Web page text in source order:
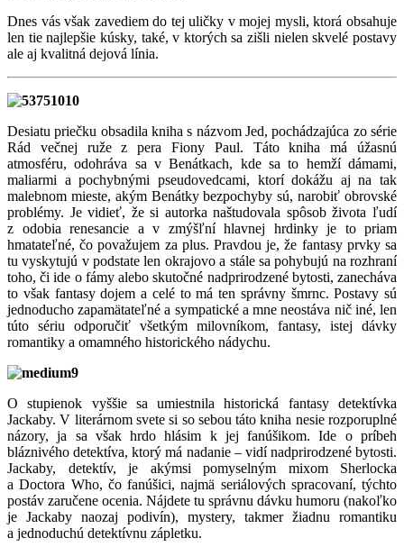
Dnes vás však zavediem do tej uličky v mojej mysli, ktorá obsahuje
len tie najlepšie kúsky, také, v ktorých sa zišli nielen skvelé postavy
ale aj kvalitná dejová línia.
10
Desiatu priečku obsadila kniha s názvom Jed, pochádzajúca zo série
Rád večnej ruže z pera Fiony Paul. Táto kniha má úžasnú
atmosféru, odohráva sa v Benátkach, kde sa to hemží dámami,
maliarmi a pochybnými pseudovedcami, ktorí dokážu aj na tak
malebnom mieste, akým Benátky bezpochyby sú, narobiť obrovské
problémy. Je vidieť, že si autorka naštudovala spôsob života ľudí
z odobia renesancie a v zmýšľní hlavnej hrdinky je to priam
hmatateľné, čo považujem za plus. Pravdou je, že fantasy prvky sa
tu vyskytujú v podstate len okrajovo a stále sa pohybujú na rozhraní
toho, či ide o fámy alebo skutočné nadprirodzené bytosti, zanecháva
to však fantasy dojem a celé to má ten správny šmrnc. Postavy sú
jednoducho zapamätateľné a sympatické a mne neostáva nič iné, len
túto sériu odporučiť všetkým milovníkom, fantasy, istej dávky
romantiky a omamného historického nádychu.
9
O stupienok vyššie sa umiestnila historická fantasy detektívka
Jackaby. V literárnom svete si so sebou táto kniha nesie rozporuplné
názory, ja sa však hrdo hlásim k jej fanúšikom. Ide o príbeh
bláznivého detektíva, ktorý má nadanie – vidí nadprirodzené bytosti.
Jackaby, detektív, je akýmsi pomyselným mixom Sherlocka
a Doctora Who, čo fanúšici, najmä seriálových spracovaní, týchto
postáv zaručene ocenia. Nájdete tu správnu dávku humoru (nakoľko
je Jackaby naozaj podivín), mystery, takmer žiadnu romantiku
a jednoduchú detektívnu zápletku.